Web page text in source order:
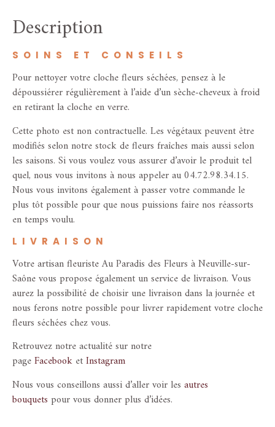
Description
SOINS ET CONSEILS
Pour nettoyer votre cloche fleurs séchées, pensez à le
dépoussiérer régulièrement à l’aide d’un sèche-cheveux à froid
en retirant la cloche en verre.
Cette photo est non contractuelle. Les végétaux peuvent être
modifiés selon notre stock de fleurs fraîches mais aussi selon
les saisons. Si vous voulez vous assurer d’avoir le produit tel
quel, nous vous invitons à nous appeler au 04.72.98.34.15.
Nous vous invitons également à passer votre commande le
plus tôt possible pour que nous puissions faire nos réassorts
en temps voulu.
LIVRAISON
Votre artisan fleuriste Au Paradis des Fleurs à Neuville-sur-
Saône vous propose également un service de livraison. Vous
aurez la possibilité de choisir une livraison dans la journée et
nous ferons notre possible pour livrer rapidement votre cloche
fleurs séchées chez vous.
Retrouvez notre actualité sur notre
pageFacebook etInstagram
Nous vous conseillons aussi d’aller voir les autres
bouquets pour vous donner plus d’idées.